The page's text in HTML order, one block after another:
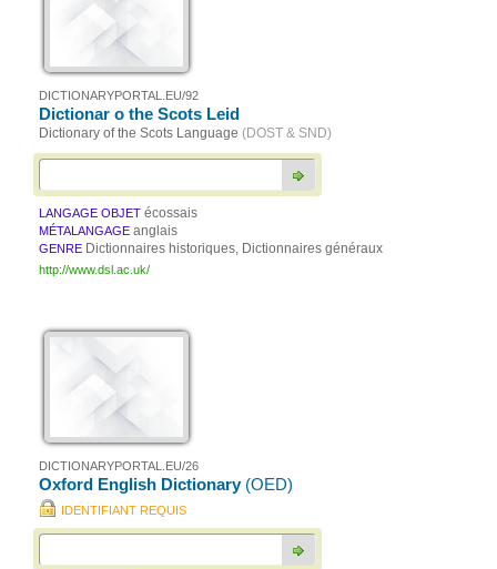
DICTIONARYPORTAL.EU/92
Dictionar o the Scots Leid
Dictionary of the Scots Language (DOST & SND)
LANGAGE OBJET écossais
MÉTALANGAGE anglais
GENRE Dictionnaires historiques, Dictionnaires généraux
http://www.dsl.ac.uk/
DICTIONARYPORTAL.EU/26
Oxford English Dictionary (OED)
IDENTIFIANT REQUIS